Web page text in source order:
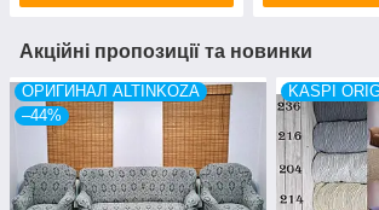
Акційні пропозиції та новинки
ОРИГИНАЛ ALTINKOZA
–44%
KASPI